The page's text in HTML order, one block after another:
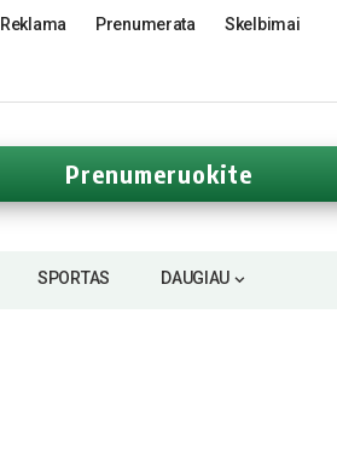
Reklama Prenumerata Skelbimai
Prenumeruokite
SPORTAS DAUGIAU